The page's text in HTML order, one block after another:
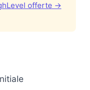
offerte →